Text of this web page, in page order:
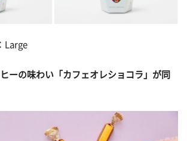
Large
ーの味わい「カフェオレショコラ」が同